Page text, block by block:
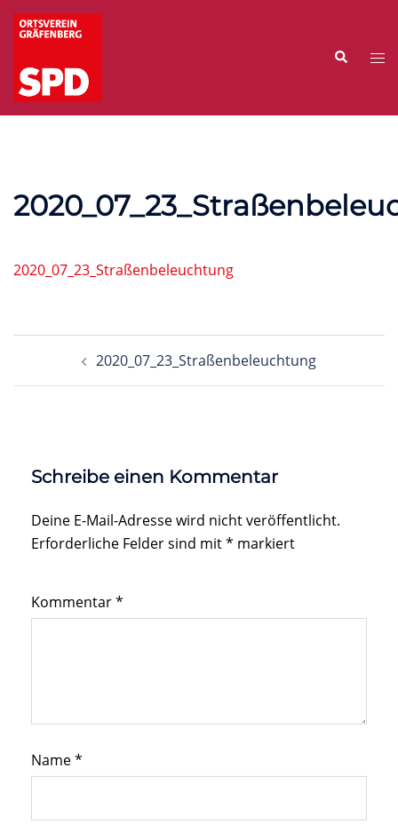
Zum
Inhalt
Suche
2020_07_23_Straßenbeleuchtung
2020_07_23_Straßenbeleuchtung
Schreibe einen Kommentar
Deine E-Mail-Adresse wird nicht veröffentlicht.
Erforderliche Felder sind mit* markiert
Kommentar*
Name*